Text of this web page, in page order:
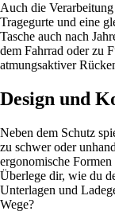
Auch die
Tragegurte und eine
Tasche auch nach
dem Fahrrad oder zu
atmungsaktiver
Design und
Neben dem Schutz
zu schwer oder
ergonomische
Überlege dir, wie du
Unterlagen und
Wege?